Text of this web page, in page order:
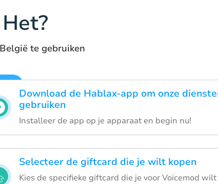
te gebruiken
Download de Hablax-app om onze
gebruiken
Installeer de app op je apparaat en begin nu!
Selecteer de giftcard die je wilt kopen
Kies de specifieke giftcard die je voor Voicemod wilt